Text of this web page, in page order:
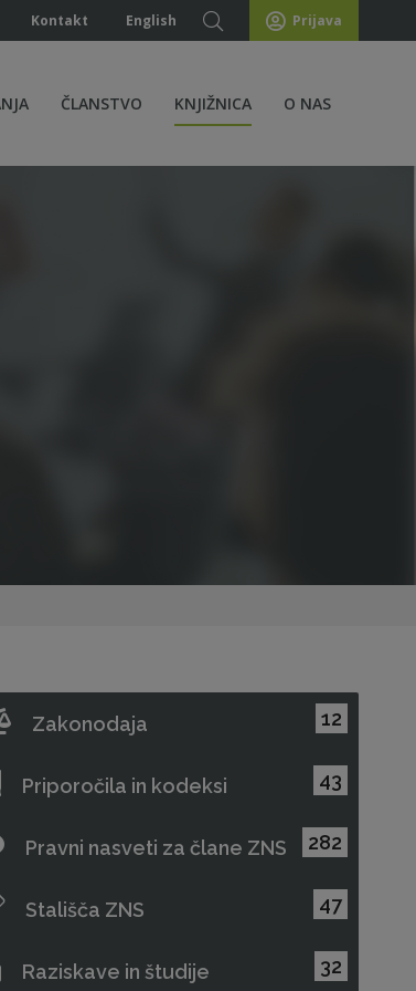
Kontakt English Prijava
ČLANSTVO KNJIŽNICA O NAS
Zakonodaja 12
Priporočila in kodeksi 43
Pravni nasveti za člane ZNS 282
Stališča ZNS 47
Raziskave in študije 32